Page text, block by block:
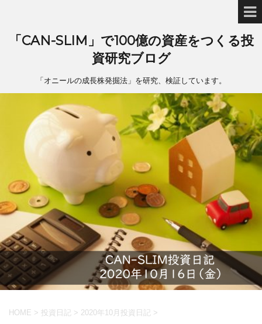
「CAN-SLIM」で100億の資産をつくる投
資研究ブログ
「オニールの成長株発掘法」を研究、検証しています。
HOME > 投資日記 > 2020年10月投資日記 >